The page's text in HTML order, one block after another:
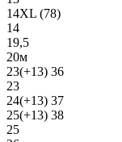
14XL (78)
14
19,5
20м
23(+13) 36
23
24(+13) 37
25(+13) 38
25